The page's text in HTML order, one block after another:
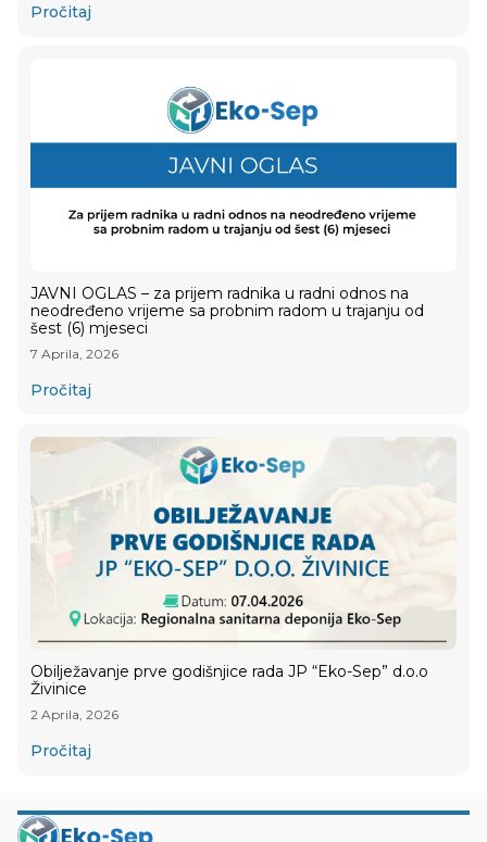
Pročitaj
JAVNI OGLAS – za prijem radnika u radni odnos na
neodređeno vrijeme sa probnim radom u trajanju od
šest (6) mjeseci
7 Aprila, 2026
Pročitaj
Obilježavanje prve godišnjice rada JP “Eko-Sep” d.o.o
Živinice
2 Aprila, 2026
Pročitaj